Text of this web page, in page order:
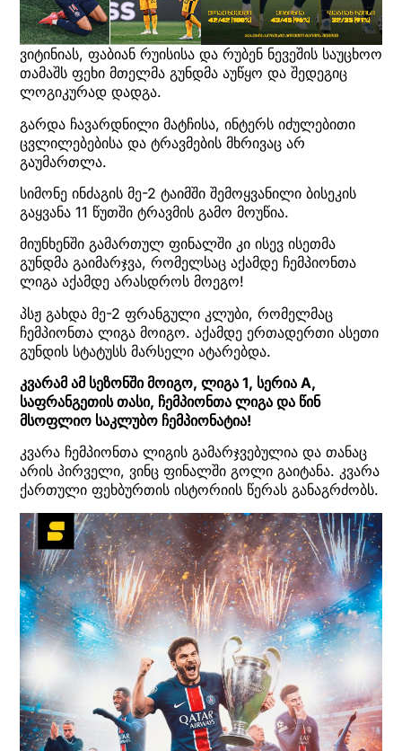
ვიტინიას, ფაბიან რუისისა და რუბენ ნევეშის საუცხოო
თამაშს ფეხი მთელმა გუნდმა აუწყო და შედეგიც
ლოგიკურად დადგა.
გარდა ჩავარდნილი მატჩისა, ინტერს იძულებითი
ცვლილებებისა და ტრავმების მხრივაც არ
გაუმართლა.
სიმონე ინძაგის მე-2 ტაიმში შემოყვანილი ბისეკის
გაყვანა 11 წუთში ტრავმის გამო მოუწია.
მიუნხენში გამართულ ფინალში კი ისევ ისეთმა
გუნდმა გაიმარჯვა, რომელსაც აქამდე ჩემპიონთა
ლიგა აქამდე არასდროს მოეგო!
პსჟ გახდა მე-2 ფრანგული კლუბი, რომელმაც
ჩემპიონთა ლიგა მოიგო. აქამდე ერთადერთი ასეთი
გუნდის სტატუსს მარსელი ატარებდა.
კვარამ ამ სეზონში მოიგო, ლიგა 1, სერია A,
საფრანგეთის თასი, ჩემპიონთა ლიგა და წინ
მსოფლიო საკლუბო ჩემპიონატია!
კვარა ჩემპიონთა ლიგის გამარჯვებულია და თანაც
არის პირველი, ვინც ფინალში გოლი გაიტანა. კვარა
ქართული ფეხბურთის ისტორიის წერას განაგრძობს.